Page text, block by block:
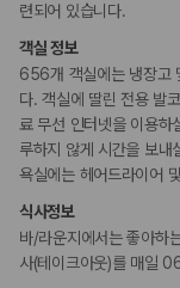
키즈 클럽
시설 내 놀이터
비즈니스
비즈니스 센터
장애인 편의시설
휠체어로 이용가
점자 표시
련되어 있습니다.
객실 정보
656개 객실에는 냉장고
다. 객실에 딸린 전용 발
료 무선 인터넷을 이용하
루하지 않게 시간을 보내
욕실에는 헤어드라이어
식사정보
바/라운지에서는 좋아하
사(테이크아웃)를 매일